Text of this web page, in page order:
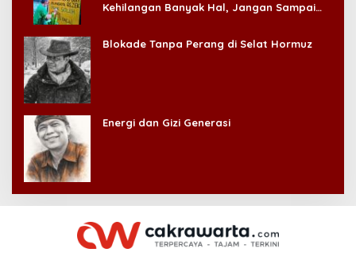
Kehilangan Banyak Hal, Jangan Sampai
Blokade Tanpa Perang di Selat Hormuz
Energi dan Gizi Generasi